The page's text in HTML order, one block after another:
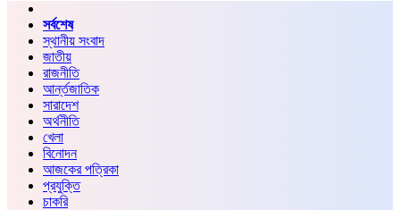
সর্বশেষ
স্থানীয় সংবাদ
জাতীয়
রাজনীতি
আর্ন্তজাতিক
সারাদেশ
অর্থনীতি
খেলা
বিনোদন
আজকের পত্রিকা
প্রযুক্তি
চাকরি